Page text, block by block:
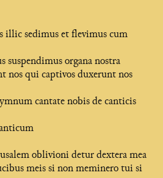
illic sedimus et flevimus cum
suspendimus organa nostra
nos qui captivos duxerunt nos
cantate nobis de canticis
oblivioni detur dextera mea
meis si non meminero tui si